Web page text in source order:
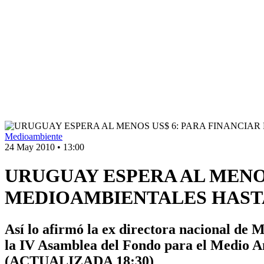
Medioambiente
24 May 2010 • 13:00
URUGUAY ESPERA AL
MEDIOAMBIENTALES
Así lo afirmó la ex directora nacional de
la IV Asamblea del Fondo para el Medio